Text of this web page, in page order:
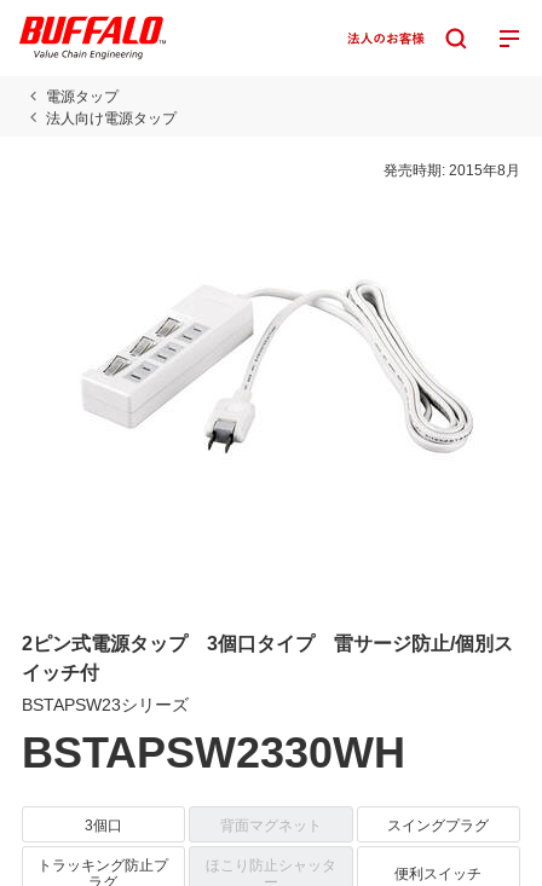
電源タップ
法人向け電源タップ
発売時期:2015年8月
2ピン式電源タップ 3個口タイプ 雷サージ防止/個別ス
イッチ付
BSTAPSW23シリーズ
BSTAPSW2330WH
3個口 背面マグネット
スイングプラグ
トラッキング防止プ
ラグ
ほこり防止シャッタ
ー 便利スイッチ